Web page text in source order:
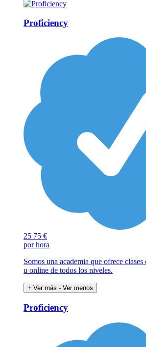
Proficiency
25 75 €
por hora
Somos una academia que ofrece
u online de todos los niveles.
+ Ver más - Ver menos
Proficiency